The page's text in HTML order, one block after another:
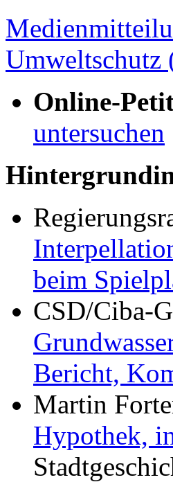
Umweltschutz
Online-
untersuchen
beim
CSD/Ciba-
Bericht,
Martin
Hypothek,